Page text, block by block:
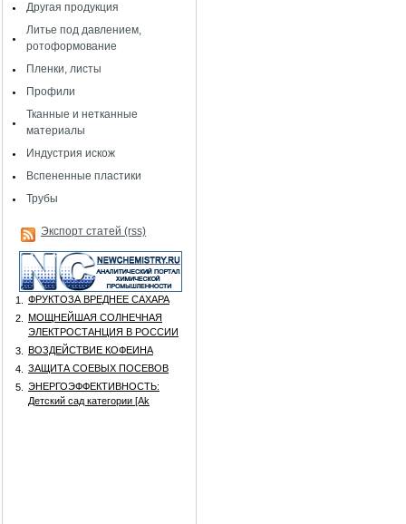
Другая продукция
Литье под давлением,
ротоформование
Пленки, листы
Профили
Тканные и нетканные
материалы
Индустрия искож
Вспененные пластики
Трубы
Экспорт статей (rss)
1.
ФРУКТОЗА ВРЕДНЕЕ САХАРА
2.
МОЩНЕЙШАЯ СОЛНЕЧНАЯ
ЭЛЕКТРОСТАНЦИЯ В РОССИИ
3.
ВОЗДЕЙСТВИЕ КОФЕИНА
4.
ЗАЩИТА СОЕВЫХ ПОСЕВОВ
5.
ЭНЕРГОЭФФЕКТИВНОСТЬ:
Детский сад категории [Аk